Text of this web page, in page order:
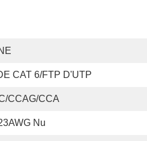
CAT 6/FTP D'UTP
CCAG/CCA
Nu